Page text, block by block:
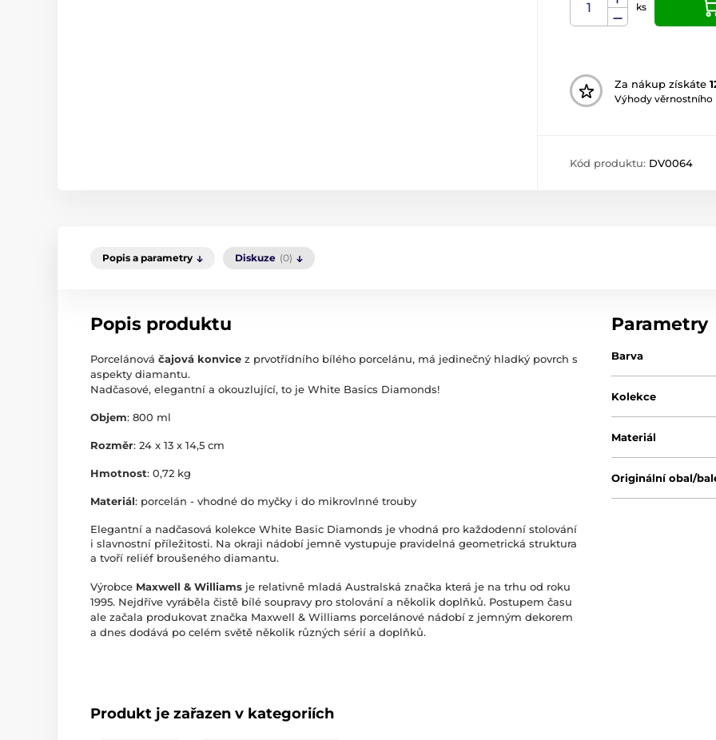
ks
Za nákup získáte
Výhody věrnostního
Kód produktu: DV0064
Popis a parametry Diskuze (0)
Popis produktu
Porcelánová čajová konvice z prvotřídního bílého porcelánu, má jedinečný hladký povrch s
aspekty diamantu.
Nadčasové, elegantní a okouzlující, to je White Basics Diamonds!
Objem: 800 ml
Rozměr: 24 x 13 x 14,5 cm
Hmotnost: 0,72 kg
Materiál: porcelán - vhodné do myčky i do mikrovlnné trouby
Elegantní a nadčasová kolekce White Basic Diamonds je vhodná pro každodenní stolování
i slavnostní příležitosti. Na okraji nádobí jemně vystupuje pravidelná geometrická struktura
a tvoří reliéf broušeného diamantu.
Výrobce Maxwell & Williams je relativně mladá Australská značka která je na trhu od roku
1995. Nejdříve vyráběla čistě bílé soupravy pro stolování a několik doplňků. Postupem času
ale začala produkovat značka Maxwell & Williams porcelánové nádobí z jemným dekorem
a dnes dodává po celém světě několik různých sérií a doplňků.
Produkt je zařazen v kategoriích
Parametry
Barva
Kolekce
Materiál
Originální obal/